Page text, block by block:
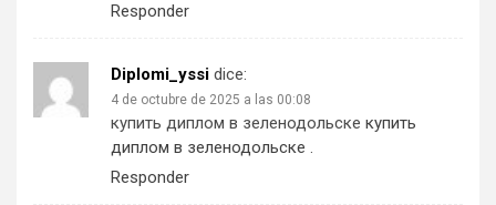
Responder
Diplomi_yssi dice:
4 de octubre de 2025 a las 00:08
купить диплом в зеленодольске купить
диплом в зеленодольске .
Responder